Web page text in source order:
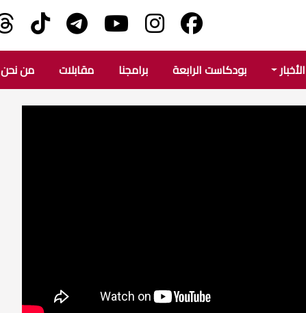
الأخبار بودكاست الرابعة برامجنا مقابلات من نحن